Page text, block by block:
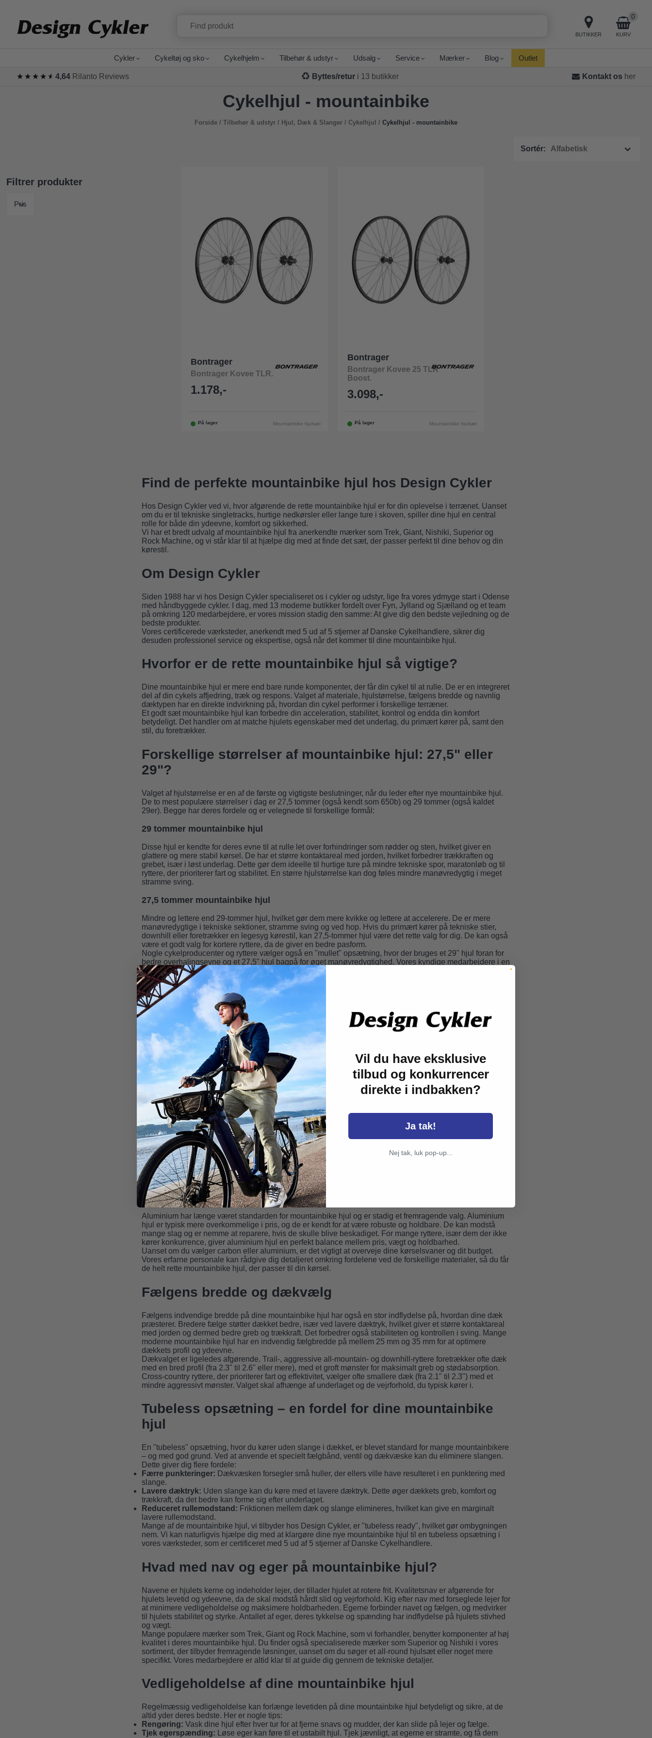
BUTIKKER KURV
0
Cykler Cykeltøj og sko Cykelhjelm Tilbehør & udstyr Udsalg Service Mærker Blog Outlet
★★★★★
★★★★★ 4,64Rilanto Reviews Byttes/retur i 13 butikker Kontakt os her
Cykelhjul - mountainbike
Forside / Tilbehør & udstyr / Hjul, Dæk & Slanger / Cykelhjul / Cykelhjul - mountainbike
Sortér:
Filtrer produkter
Pris
Bontrager
Bontrager Kovee TLR.
1.178,-
På lager Mountainbike hjulsæt
Bontrager
Bontrager Kovee 25 TLR
Boost.
3.098,-
På lager Mountainbike hjulsæt
Find de perfekte mountainbike hjul hos Design Cykler
Hos Design Cykler ved vi, hvor afgørende de rette mountainbike hjul er for din oplevelse i terrænet. Uanset
om du er til tekniske singletracks, hurtige nedkørsler eller lange ture i skoven, spiller dine hjul en central
rolle for både din ydeevne, komfort og sikkerhed.
Vi har et bredt udvalg af mountainbike hjul fra anerkendte mærker som Trek, Giant, Nishiki, Superior og
Rock Machine, og vi står klar til at hjælpe dig med at finde det sæt, der passer perfekt til dine behov og din
kørestil.
Om Design Cykler
Siden 1988 har vi hos Design Cykler specialiseret os i cykler og udstyr, lige fra vores ydmyge start i Odense
med håndbyggede cykler. I dag, med 13 moderne butikker fordelt over Fyn, Jylland og Sjælland og et team
på omkring 120 medarbejdere, er vores mission stadig den samme: At give dig den bedste vejledning og de
bedste produkter.
Vores certificerede værksteder, anerkendt med 5 ud af 5 stjerner af Danske Cykelhandlere, sikrer dig
desuden professionel service og ekspertise, også når det kommer til dine mountainbike hjul.
Hvorfor er de rette mountainbike hjul så vigtige?
Dine mountainbike hjul er mere end bare runde komponenter, der får din cykel til at rulle. De er en integreret
del af din cykels affjedring, træk og respons. Valget af materiale, hjulstørrelse, fælgens bredde og navnlig
dæktypen har en direkte indvirkning på, hvordan din cykel performer i forskellige terræner.
Et godt sæt mountainbike hjul kan forbedre din acceleration, stabilitet, kontrol og endda din komfort
betydeligt. Det handler om at matche hjulets egenskaber med det underlag, du primært kører på, samt den
stil, du foretrækker.
Forskellige størrelser af mountainbike hjul: 27,5" eller
29"?
Valget af hjulstørrelse er en af de første og vigtigste beslutninger, når du leder efter nye mountainbike hjul.
De to mest populære størrelser i dag er 27,5 tommer (også kendt som 650b) og 29 tommer (også kaldet
29er). Begge har deres fordele og er velegnede til forskellige formål:
29 tommer mountainbike hjul
Disse hjul er kendte for deres evne til at rulle let over forhindringer som rødder og sten, hvilket giver en
glattere og mere stabil kørsel. De har et større kontaktareal med jorden, hvilket forbedrer trækkraften og
grebet, især i løst underlag. Dette gør dem ideelle til hurtige ture på mindre tekniske spor, maratonløb og til
ryttere, der prioriterer fart og stabilitet. En større hjulstørrelse kan dog føles mindre manøvredygtig i meget
stramme sving.
27,5 tommer mountainbike hjul
Mindre og lettere end 29-tommer hjul, hvilket gør dem mere kvikke og lettere at accelerere. De er mere
manøvredygtige i tekniske sektioner, stramme sving og ved hop. Hvis du primært kører på tekniske stier,
downhill eller foretrækker en legesyg kørestil, kan 27,5-tommer hjul være det rette valg for dig. De kan også
være et godt valg for kortere ryttere, da de giver en bedre pasform.
Nogle cykelproducenter og ryttere vælger også en "mullet" opsætning, hvor der bruges et 29" hjul foran for
bedre overhalingsevne og et 27,5" hjul bagpå for øget manøvredygtighed. Vores kyndige medarbejdere i en
af vores 13 butikker, fordelt over Fyn, Jylland og Sjælland, kan vejlede dig yderligere i valget mellem disse
størrelser, så du får de mountainbike hjul, der passer bedst til dig.
Materialevalg: Carbon vs. Aluminium mountainbike hjul
Materialet, dine mountainbike hjul er lavet af, har stor betydning for både vægt, stivhed og holdbarhed. De
mest almindelige materialer er carbon og aluminium.
Egenskab
Carbon Hjul
Aluminium Hjul
Vægt
Meget let
Moderat let
Stivhed
Høj
Moderat
Styrke
Meget stærk
Stærk
Højere
Lavere
Komfort
Stødabsorberende Direkte
Carbon mountainbike hjul
Carbon er det foretrukne materiale for mange seriøse ryttere takket være dets lave vægt og høje stivhed. Et
lettere hjulsæt reducerer den roterende masse, hvilket giver hurtigere acceleration og mere effektiv klatring.
Den høje stivhed forbedrer præcisionen i styringen og kraftoverførslen. Carbon kan desuden designes til at
absorbere vibrationer, hvilket giver en mere komfortabel køreoplevelse. Selvom carbon hjul historisk set har
været dyrere, er priserne blevet mere tilgængelige. Vi fører et udvalg af carbon mountainbike hjul, der lever
op til de højeste standarder.
Aluminium mountainbike hjul
Aluminium har længe været standarden for mountainbike hjul og er stadig et fremragende valg. Aluminium
hjul er typisk mere overkommelige i pris, og de er kendt for at være robuste og holdbare. De kan modstå
mange slag og er nemme at reparere, hvis de skulle blive beskadiget. For mange ryttere, især dem der ikke
kører konkurrence, giver aluminium hjul en perfekt balance mellem pris, vægt og holdbarhed.
Uanset om du vælger carbon eller aluminium, er det vigtigt at overveje dine kørselsvaner og dit budget.
Vores erfarne personale kan rådgive dig detaljeret omkring fordelene ved de forskellige materialer, så du får
de helt rette mountainbike hjul, der passer til din kørsel.
Fælgens bredde og dækvælg
Fælgens indvendige bredde på dine mountainbike hjul har også en stor indflydelse på, hvordan dine dæk
præsterer. Bredere fælge støtter dækket bedre, især ved lavere dæktryk, hvilket giver et større kontaktareal
med jorden og dermed bedre greb og trækkraft. Det forbedrer også stabiliteten og kontrollen i sving. Mange
moderne mountainbike hjul har en indvendig fælgbredde på mellem 25 mm og 35 mm for at optimere
dækkets profil og ydeevne.
Dækvalget er ligeledes afgørende. Trail-, aggressive all-mountain- og downhill-ryttere foretrækker ofte dæk
med en bred profil (fra 2.3" til 2.6" eller mere), med et groft mønster for maksimalt greb og stødabsorption.
Cross-country ryttere, der prioriterer fart og effektivitet, vælger ofte smallere dæk (fra 2.1" til 2.3") med et
mindre aggressivt mønster. Valget skal afhænge af underlaget og de vejrforhold, du typisk kører i.
Tubeless opsætning – en fordel for dine mountainbike
hjul
En "tubeless" opsætning, hvor du kører uden slange i dækket, er blevet standard for mange mountainbikere
– og med god grund. Ved at anvende et specielt fælgbånd, ventil og dækvæske kan du eliminere slangen.
Dette giver dig flere fordele:
Færre punkteringer: Dækvæsken forsegler små huller, der ellers ville have resulteret i en punktering med
slange.
Lavere dæktryk: Uden slange kan du køre med et lavere dæktryk. Dette øger dækkets greb, komfort og
trækkraft, da det bedre kan forme sig efter underlaget.
Reduceret rullemodstand: Friktionen mellem dæk og slange elimineres, hvilket kan give en marginalt
lavere rullemodstand.
Mange af de mountainbike hjul, vi tilbyder hos Design Cykler, er "tubeless ready", hvilket gør ombygningen
nem. Vi kan naturligvis hjælpe dig med at klargøre dine nye mountainbike hjul til en tubeless opsætning i
vores værksteder, som er certificeret med 5 ud af 5 stjerner af Danske Cykelhandlere.
Hvad med nav og eger på mountainbike hjul?
Navene er hjulets kerne og indeholder lejer, der tillader hjulet at rotere frit. Kvalitetsnav er afgørende for
hjulets levetid og ydeevne, da de skal modstå hårdt slid og vejrforhold. Kig efter nav med forseglede lejer for
at minimere vedligeholdelse og maksimere holdbarheden. Egerne forbinder navet og fælgen, og medvirker
til hjulets stabilitet og styrke. Antallet af eger, deres tykkelse og spænding har indflydelse på hjulets stivhed
og vægt.
Mange populære mærker som Trek, Giant og Rock Machine, som vi forhandler, benytter komponenter af høj
kvalitet i deres mountainbike hjul. Du finder også specialiserede mærker som Superior og Nishiki i vores
sortiment, der tilbyder fremragende løsninger, uanset om du søger et all-round hjulsæt eller noget mere
specifikt. Vores medarbejdere er altid klar til at guide dig gennem de tekniske detaljer.
Vedligeholdelse af dine mountainbike hjul
Regelmæssig vedligeholdelse kan forlænge levetiden på dine mountainbike hjul betydeligt og sikre, at de
altid yder deres bedste. Her er nogle tips:
Rengøring: Vask dine hjul efter hver tur for at fjerne snavs og mudder, der kan slide på lejer og fælge.
Tjek egerspænding: Løse eger kan føre til et ustabilt hjul. Tjek jævnligt, at egerne er stramte, og få dem
Vil du have eksklusive
tilbud og konkurrencer
direkte i indbakken?
Ja tak!
Nej tak, luk pop-up...